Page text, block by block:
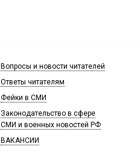
Вопросы и новости читателей
Ответы читателям
Фейки в СМИ
Законодательство в сфере
СМИ и военных новостей РФ
ВАКАНСИИ